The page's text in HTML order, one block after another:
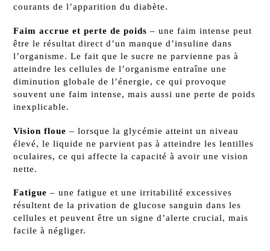
courants de l’apparition du diabète.
Faim accrue et perte de poids – une faim intense peut
être le résultat direct d’un manque d’insuline dans
l’organisme. Le fait que le sucre ne parvienne pas à
atteindre les cellules de l’organisme entraîne une
diminution globale de l’énergie, ce qui provoque
souvent une faim intense, mais aussi une perte de poids
inexplicable.
Vision floue – lorsque la glycémie atteint un niveau
élevé, le liquide ne parvient pas à atteindre les lentilles
oculaires, ce qui affecte la capacité à avoir une vision
nette.
Fatigue – une fatigue et une irritabilité excessives
résultent de la privation de glucose sanguin dans les
cellules et peuvent être un signe d’alerte crucial, mais
facile à négliger.